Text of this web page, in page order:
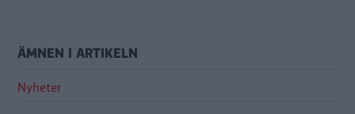
ÄMNEN I ARTIKELN
Nyheter